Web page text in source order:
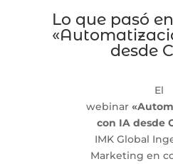
Lo que pasó
desde
El
webinar
con IA desde
IMK Global
Marketing en